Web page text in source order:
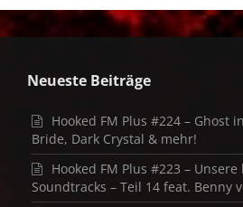
Neueste Beiträge
Hooked FM Plus #224 – Ghost
Bride, Dark Crystal & mehr!
Hooked FM Plus #223 –
Soundtracks – Teil 14 feat. Benny